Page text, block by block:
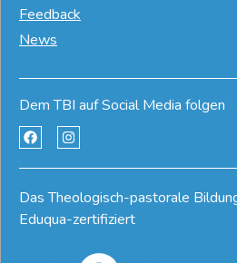
Feedback
News
Das Theologisch-pastorale
Eduqua-zertifiziert
Dem TBI auf Social Media folgen